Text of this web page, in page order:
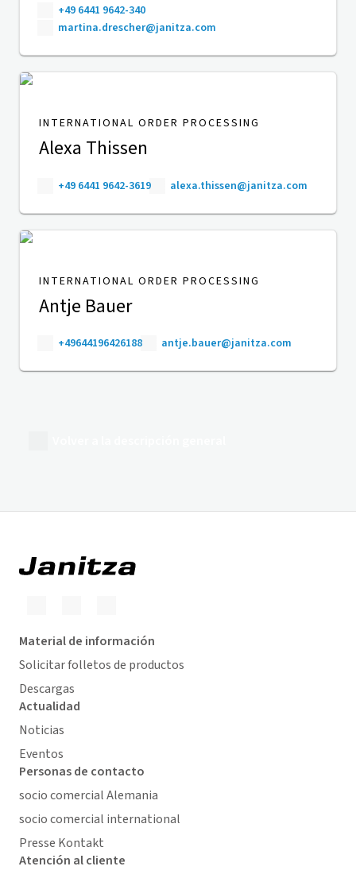
+49 6441 9642-340
martina.drescher@janitza.com
INTERNATIONAL ORDER PROCESSING
Alexa Thissen
+49 6441 9642-3619 alexa.thissen@janitza.com
INTERNATIONAL ORDER PROCESSING
Antje Bauer
+49644196426188 antje.bauer@janitza.com
Material de información
Solicitar folletos de productos
Descargas
Actualidad
Noticias
Eventos
Personas de contacto
socio comercial Alemania
socio comercial international
Presse Kontakt
Atención al cliente